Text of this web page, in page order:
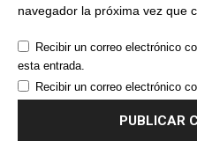
navegador la próxima vez que
Recibir un correo electrónico
esta entrada.
Recibir un correo electrónico